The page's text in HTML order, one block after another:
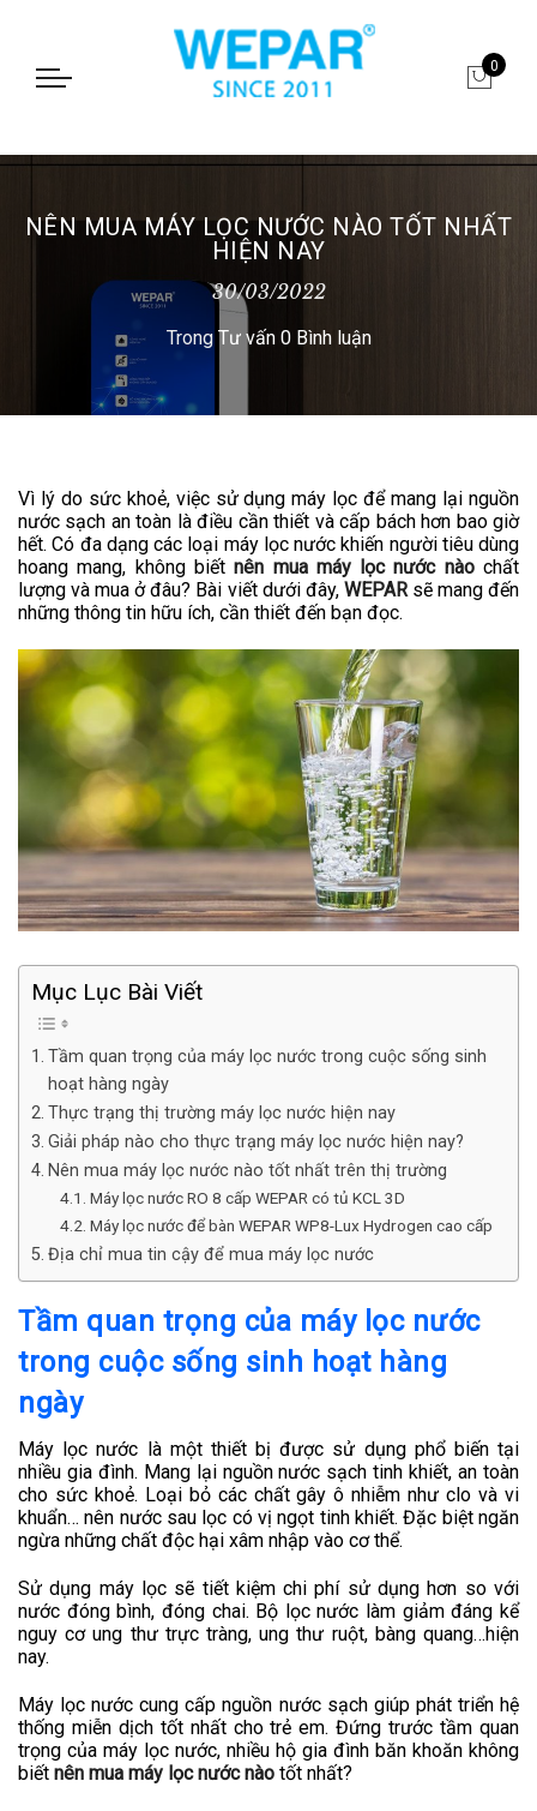
0
NÊN MUA MÁY LỌC NƯỚC NÀO TỐT NHẤT
HIỆN NAY
30/03/2022
Trong Tư vấn 0 Bình luận
Vì lý do sức khoẻ, việc sử dụng máy lọc để mang lại nguồn
nước sạch an toàn là điều cần thiết và cấp bách hơn bao giờ
hết. Có đa dạng các loại máy lọc nước khiến người tiêu dùng
hoang mang, không biếtnên mua máy lọc nước nàochất
lượng vàmua ở đâu? Bài viết dưới đây, WEPAR sẽ mang đến
những thông tin hữu ích, cần thiết đến bạn đọc.
Mục Lục Bài Viết
Tầm quan trọng của máy lọc nước trong cuộc sống sinh
hoạt hàng ngày
Thực trạng thị trường máy lọc nước hiện nay
Giải pháp nào cho thực trạng máy lọc nước hiện nay?
Nên mua máy lọc nước nào tốt nhất trên thị trường
Máy lọc nước RO 8 cấp WEPAR có tủ KCL 3D
Máy lọc nước để bàn WEPAR WP8-Lux Hydrogen cao cấp
Địa chỉ mua tin cậy để mua máy lọc nước
Tầm quan trọng của máy lọc nước
trong cuộc sống sinh hoạt hàng
ngày
Máy lọc nước là một thiết bị được sử dụng phổ biến tại
nhiều gia đình. Mang lại nguồn nước sạch tinh khiết, an toàn
cho sức khoẻ. Loại bỏ các chất gây ô nhiễm như clo và vi
khuẩn… nên nước sau lọc có vị ngọt tinh khiết. Đặc biệt ngăn
ngừa những chất độc hại xâm nhập vào cơ thể.
Sử dụng máy lọc sẽ tiết kiệm chi phí sử dụng hơn so với
nước đóng bình, đóng chai. Bộ lọc nước làm giảm đáng kể
nguy cơ ung thư trực tràng, ung thư ruột, bàng quang…hiện
nay.
Máy lọc nước cung cấp nguồn nước sạch giúp phát triển hệ
thống miễn dịch tốt nhất cho trẻ em. Đứng trước tầm quan
trọng của máy lọc nước, nhiều hộ gia đình băn khoăn không
biết nên mua máy lọc nước nào tốt nhất?